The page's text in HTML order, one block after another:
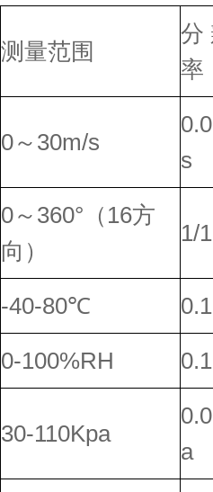
测量范围
分
率
0～30m/s
s
0～360°（16方
向）
1/
-40-80℃
0-100%RH
30-110Kpa
a